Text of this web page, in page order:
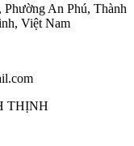
An Phú, Thành
Việt Nam
THỊNH